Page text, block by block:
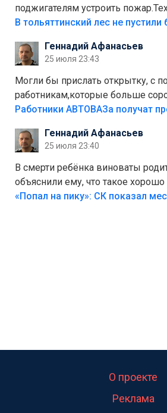
поджигателям устроить
костры,тех надо безбожно
Штрафы мизерные.
Геннадий Афанасьев
25 июля 23:43
Могли бы прислать открытку, с
работникам,которые больше
на предприятии.
Работники АВТОВАЗа получат
Геннадий Афанасьев
25 июля 23:40
В смерти ребёнка виноваты
объяснили ему, что такое хорошо
Лезть через такой забор,верх
О проекте
Реклама